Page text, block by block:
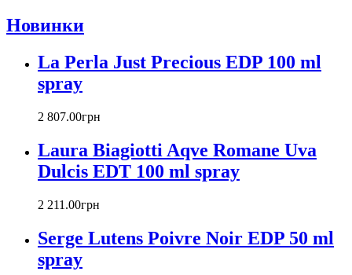
Chopard
Christian Dior
Christina Aguilera
Cindy Crawford
Clive Christian
CnR Create
Cofinluxe
Comme Des Garcons
Costume National
Couch
Courreges
Creed
Новинки
La Perla Just Precious EDP 100 ml
spray
2 807.00грн
Laura Biagiotti Aqve Romane Uva
Dulcis EDT 100 ml spray
2 211 .00грн
Serge Lutens Poivre Noir EDP 50 ml
spray